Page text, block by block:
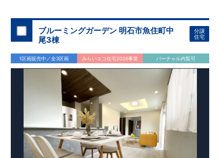
ブルーミングガーデン 明石市魚住町中
尾3棟
分譲
住宅
1区画販売中／全3区画 みらいエコ住宅2026事業 バーチャル内覧可